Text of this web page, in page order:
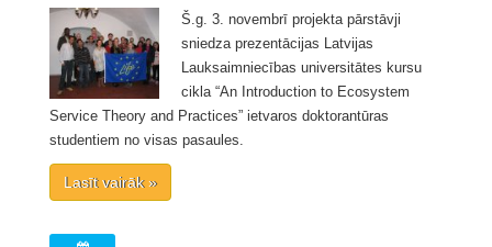
Š.g. 3. novembrī projekta pārstāvji
sniedza prezentācijas Latvijas
Lauksaimniecības universitātes kursu
cikla “An Introduction to Ecosystem
Service Theory and Practices” ietvaros doktorantūras
studentiem no visas pasaules.
Lasīt vairāk »